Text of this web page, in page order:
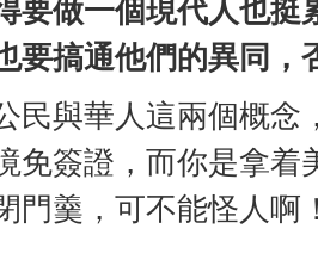
要做一個現代人也
要搞通他們的異同，
民與華人這兩個概
免簽證，而你是拿
門羹，可不能怪人啊